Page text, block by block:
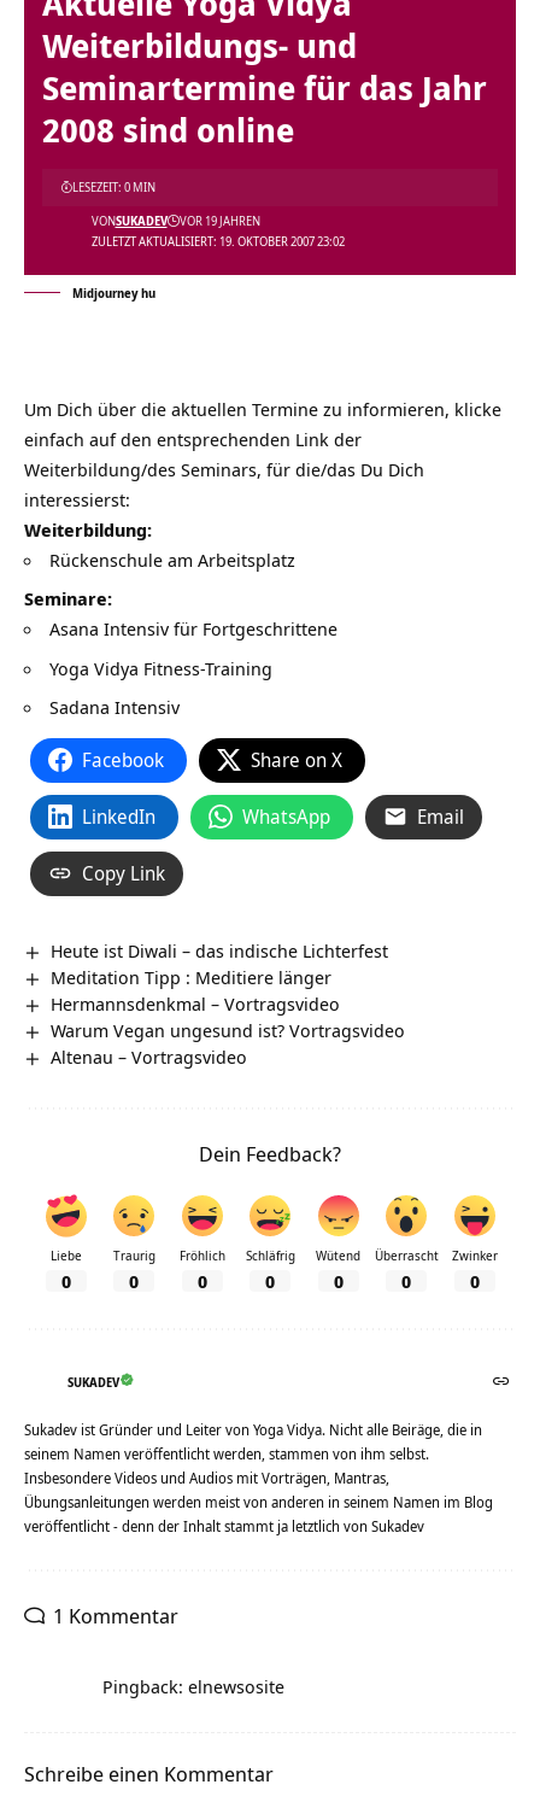
Weiterbildungs- und
Seminartermine für das Jahr
2008 sind online
ZULETZT AKTUALISIERT: 19. OKTOBER 2007 23:02
VONSUKADEV VOR 19 JAHREN
LESEZEIT: 0 MIN
Midjourney hu
Um Dich über die aktuellen Termine zu informieren, klicke
einfach auf den entsprechenden Link der
Weiterbildung/des Seminars, für die/das Du Dich
interessierst:
Weiterbildung:
Rückenschule am Arbeitsplatz
Seminare:
Asana Intensiv für Fortgeschrittene
Yoga Vidya Fitness-Training
Sadana Intensiv
Facebook Share on X
LinkedIn WhatsApp Email
Copy Link
Heute ist Diwali – das indische Lichterfest
Meditation Tipp : Meditiere länger
Hermannsdenkmal – Vortragsvideo
Warum Vegan ungesund ist? Vortragsvideo
Altenau – Vortragsvideo
Dein Feedback?
Liebe
0
Traurig
0
Fröhlich
0
Schläfrig
0
Wütend
0
Überrascht
0
Zwinker
0
SUKADEV
Sukadev ist Gründer und Leiter von Yoga Vidya. Nicht alle Beiräge, die in
seinem Namen veröffentlicht werden, stammen von ihm selbst.
Insbesondere Videos und Audios mit Vorträgen, Mantras,
Übungsanleitungen werden meist von anderen in seinem Namen im Blog
veröffentlicht - denn der Inhalt stammt ja letztlich von Sukadev
1 Kommentar
Pingback: elnewsosite
Schreibe einen Kommentar